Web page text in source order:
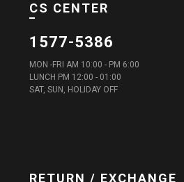
CS CENTER
1577-5386
MON -FRI AM 10:00 - PM 6:00
LUNCH PM 12:00 - 01:00
SAT, SUN, HOLIDAY OFF
RETURN / EXCHANGE